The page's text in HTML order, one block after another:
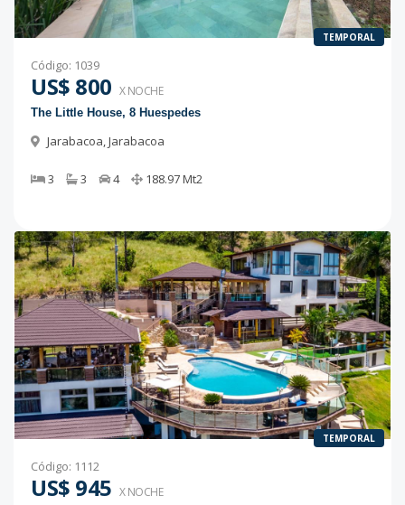
TEMPORAL
Código: 1039
US$ 800 X NOCHE
The Little House, 8 Huespedes
Jarabacoa,Jarabacoa
3 3 4 188.97Mt2
TEMPORAL
Código: 1112
US$ 945 X NOCHE